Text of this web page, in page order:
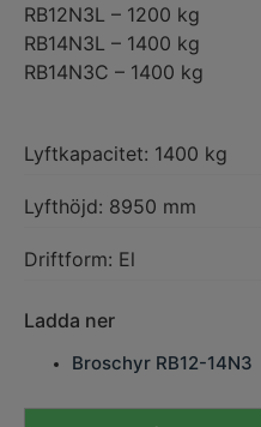
RB12N3L – 1200 kg
RB14N3L – 1400 kg
RB14N3C – 1400 kg
Lyftkapacitet: 1400 kg
Lyfthöjd: 8950 mm
Driftform: El
Ladda ner
Broschyr RB12-14N3